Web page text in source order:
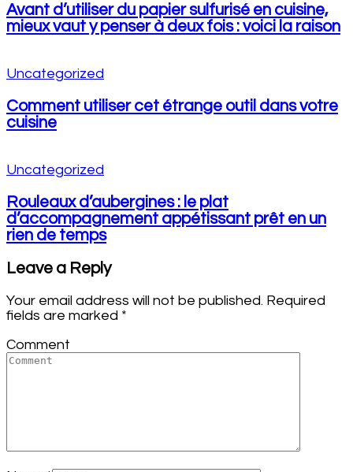
Avant d’utiliser du papier sulfurisé en cuisine,
mieux vaut y penser à deux fois : voici la raison
Uncategorized
Comment utiliser cet étrange outil dans votre
cuisine
Uncategorized
Rouleaux d’aubergines : le plat
d’accompagnement appétissant prêt en un
rien de temps
Leave a Reply
Your email address will not be published. Required
fields are marked *
Comment